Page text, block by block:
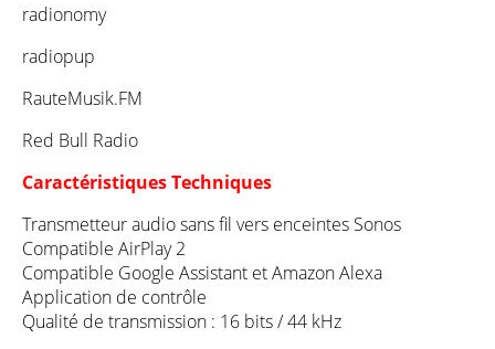
radionomy
radiopup
RauteMusik.FM
Red Bull Radio
Caractéristiques Techniques
Transmetteur audio sans fil vers enceintes Sonos
Compatible AirPlay 2
Compatible Google Assistant et Amazon Alexa
Application de contrôle
Qualité de transmission : 16 bits / 44 kHz